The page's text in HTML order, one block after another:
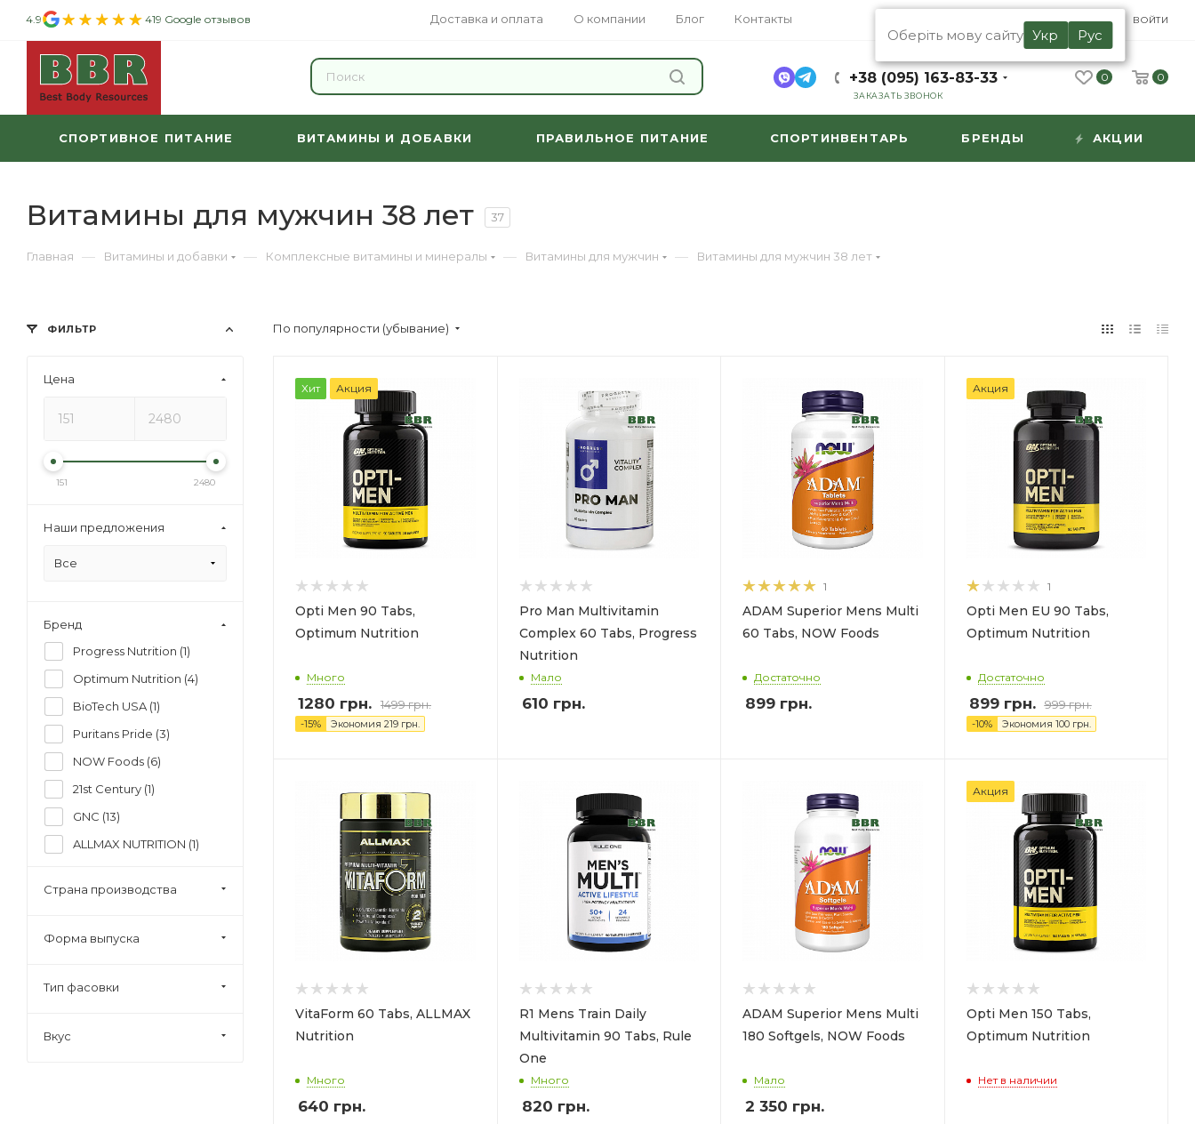
Доставка и оплата О компании Блог Контакты
4.9 419 Google отзывов RU
Оберіть мову сайту Укр Рус
ВОЙТИ
+38 (095) 163-83-33
ЗАКАЗАТЬ ЗВОНОК
0 0
СПОРТИВНОЕ ПИТАНИЕ ВИТАМИНЫ И ДОБАВКИ ПРАВИЛЬНОЕ ПИТАНИЕ СПОРТИНВЕНТАРЬ БРЕНДЫ АКЦИИ
Витамины для мужчин 38 лет 37
Главная — Витамины и добавки — Комплексные витамины и минералы — Витамины для мужчин — Витамины для мужчин 38 лет
По популярности (убывание)
Хит Акция
Opti Men 90 Tabs,
Optimum Nutrition
Много
1280 грн. 1499 грн.
-15% Экономия 219 грн.
Pro Man Multivitamin
Complex 60 Tabs, Progress
Nutrition
Мало
610 грн.
1
ADAM Superior Mens Multi
60 Tabs, NOW Foods
Достаточно
899 грн.
Акция
1
Opti Men EU 90 Tabs,
Optimum Nutrition
Достаточно
899грн. 999грн.
-10% Экономия 100грн.
VitaForm 60 Tabs, ALLMAX
Nutrition
Много
640 грн.
R1 Mens Train Daily
Multivitamin 90 Tabs, Rule
One
Много
820 грн.
ADAM Superior Mens Multi
180 Softgels, NOW Foods
Мало
2 350 грн.
Акция
Opti Men 150 Tabs,
Optimum Nutrition
Нет в наличии
ФИЛЬТР
Цена
151 2480
Наши предложения
Все
Бренд
Progress Nutrition (1)
Optimum Nutrition (4)
BioTech USA (1)
Puritans Pride (3)
NOW Foods (6)
21st Century (1)
GNC (13)
ALLMAX NUTRITION (1)
Swanson (
Страна производства
Форма выпуска
Тип фасовки
Вкус